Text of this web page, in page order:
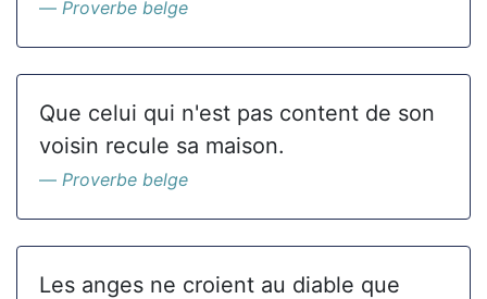
Proverbe belge
Que celui qui n'est pas content de son
voisin recule sa maison.
Proverbe belge
Les anges ne croient au diable que